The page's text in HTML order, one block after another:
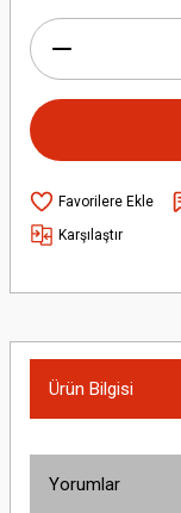
Karşılaştır
Ürün Bilgisi
Yorumlar